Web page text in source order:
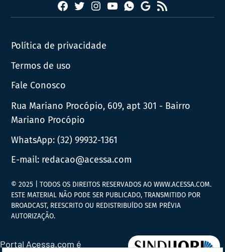
Facebook
TwitterInstagram
YouTubeWhatsapp
Google
News
RSS
Política de privacidade
Termos de uso
Fale Conosco
Rua Mariano Procópio, 609, apt 301 - Bairro
Mariano Procópio
WhatsApp:(32) 99932-1361
E-mail: redacao@acessa.com
© 2025 | TODOS OS DIREITOS RESERVADOS AO WWW.ACESSA.COM.
ESTE MATERIAL NÃO PODE SER PUBLICADO, TRANSMITIDO POR
BROADCAST, REESCRITO OU REDISTRIBUÍDO SEM PRÉVIA
AUTORIZAÇÃO.
Portal Acessa.com é